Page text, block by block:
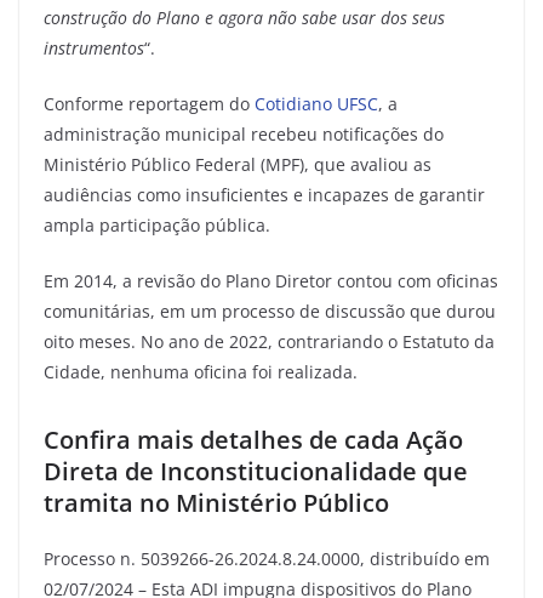
construção do Plano e agora não sabe usar dos seus
instrumentos“.
Conforme reportagem do Cotidiano UFSC, a
administração municipal recebeu notificações do
Ministério Público Federal (MPF), que avaliou as
audiências como insuficientes e incapazes de garantir
ampla participação pública.
Em 2014, a revisão do Plano Diretor contou com oficinas
comunitárias, em um processo de discussão que durou
oito meses. No ano de 2022, contrariando o Estatuto da
Cidade, nenhuma oficina foi realizada.
Confira mais detalhes de cada Ação
Direta de Inconstitucionalidade que
tramita no Ministério Público
Processo n. 5039266-26.2024.8.24.0000, distribuído em
02/07/2024 – Esta ADI impugna dispositivos do Plano